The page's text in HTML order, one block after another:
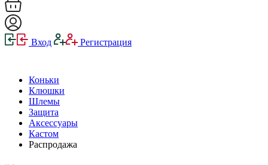
Вход Регистрация
Коньки
Клюшки
Шлемы
Защита
Аксессуары
Кастом
Распродажа